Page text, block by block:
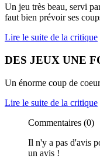
Un jeu très beau, servi
faut bien prévoir ses
Lire le suite de la critique
DES JEUX UNE
Un énorme coup de
Lire le suite de la critique
Commentaires (0)
Il n'y a pas d'avis
un avis !